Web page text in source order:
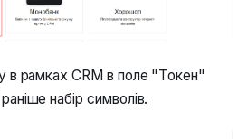
в рамках CRM в поле "Токен"
набір символів.